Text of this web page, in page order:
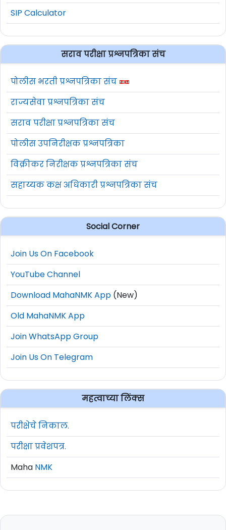
SIP Calculator
सराव परीक्षा प्रश्नपत्रिका संच
पोलीस भरती प्रश्नपत्रिका संच
राज्यसेवा प्रश्नपत्रिका संच
सराव परीक्षा प्रश्नपत्रिका संच
पोलीस उपनिरीक्षक प्रश्नपत्रिका
विक्रीकर निरीक्षक प्रश्नपत्रिका संच
सहाय्यक कक्ष अधिकारी प्रश्नपत्रिका संच
Social Corner
Join Us On Facebook
YouTube Channel
Download MahaNMK App (New)
Old MahaNMK App
Join WhatsApp Group
Join Us On Telegram
महत्वाच्या लिंक्स
परीक्षेचे निकाल.
परीक्षा प्रवेशपत्र.
Maha NMK